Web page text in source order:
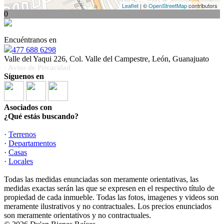
Leaflet | ©OpenStreetMapcontributors
0
Encuéntranos en
477 688 6298
Valle del Yaqui 226, Col. Valle del Campestre, León, Guanajuato
· Aviso de Privacidad
Síguenos en
Asociados con
¿Qué estás buscando?
· Terrenos
· Departamentos
· Casas
· Locales
Todas las medidas enunciadas son meramente orientativas, las
medidas exactas serán las que se expresen en el respectivo título de
propiedad de cada inmueble. Todas las fotos, imagenes y videos son
meramente ilustrativos y no contractuales. Los precios enunciados
son meramente orientativos y no contractuales.